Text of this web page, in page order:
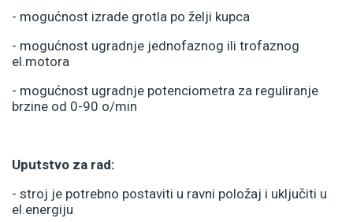
- mogućnost izrade grotla po želji kupca
- mogućnost ugradnje jednofaznog ili trofaznog
el.motora
- mogućnost ugradnje potenciometra za reguliranje
brzine od 0-90 o/min
Uputstvo za rad:
- stroj je potrebno postaviti u ravni položaj i uključiti u
el.energiju